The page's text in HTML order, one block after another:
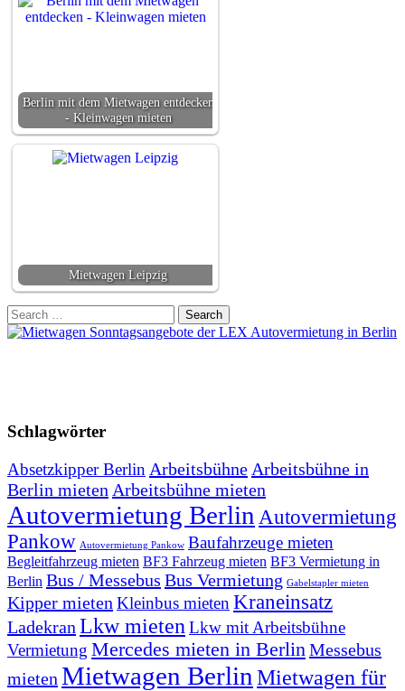
Berlin mit dem Mietwagen entdecken
- Kleinwagen mieten
Mietwagen Leipzig
Search
for:
Schlagwörter
Absetzkipper Berlin Arbeitsbühne Arbeitsbühne in
Berlin mieten Arbeitsbühne mieten
Autovermietung Berlin Autovermietung
Pankow Autovermietung Pankow Baufahrzeuge mieten
Begleitfahrzeug mieten BF3 Fahrzeug mieten BF3 Vermietung in
Berlin Bus / Messebus Bus Vermietung Gabelstapler mieten
Kipper mieten Kleinbus mieten Kraneinsatz
Ladekran Lkw mieten Lkw mit Arbeitsbühne
Vermietung Mercedes mieten in BerlinMessebus
mieten Mietwagen Berlin Mietwagen für